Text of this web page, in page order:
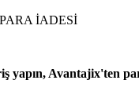
PARA İADESİ
yapın, Avantajix'ten